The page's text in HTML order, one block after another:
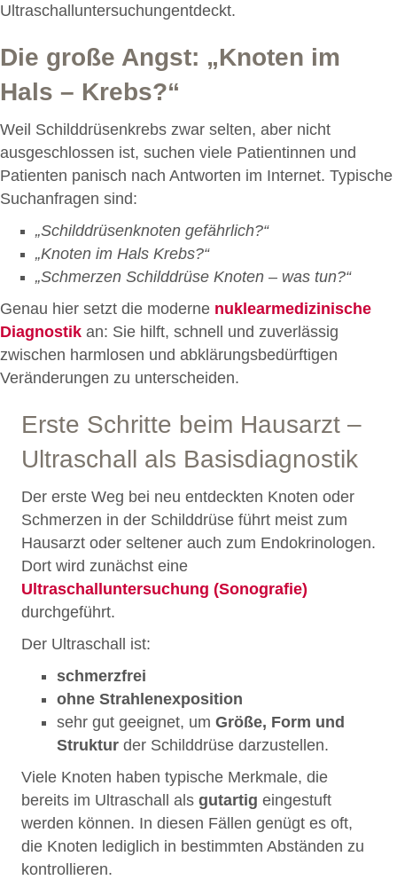
Ultraschalluntersuchungentdeckt.
Die große Angst: „Knoten im
Hals – Krebs?“
Weil Schilddrüsenkrebs zwar selten, aber nicht
ausgeschlossen ist, suchen viele Patientinnen und
Patienten panisch nach Antworten im Internet. Typische
Suchanfragen sind:
„Schilddrüsenknoten gefährlich?“
„Knoten im Hals Krebs?“
„Schmerzen Schilddrüse Knoten – was tun?“
Genau hier setzt die moderne nuklearmedizinische
Diagnostik an: Sie hilft, schnell und zuverlässig
zwischen harmlosen und abklärungsbedürftigen
Veränderungen zu unterscheiden.
Erste Schritte beim Hausarzt –
Ultraschall als Basisdiagnostik
Der erste Weg bei neu entdeckten Knoten oder
Schmerzen in der Schilddrüse führt meist zum
Hausarzt oder seltener auch zum Endokrinologen.
Dort wird zunächst eine
Ultraschalluntersuchung (Sonografie)
durchgeführt.
Der Ultraschall ist:
schmerzfrei
ohne Strahlenexposition
sehr gut geeignet, um Größe, Form und
Struktur der Schilddrüse darzustellen.
Viele Knoten haben typische Merkmale, die
bereits im Ultraschall als gutartig eingestuft
werden können. In diesen Fällen genügt es oft,
die Knoten lediglich in bestimmten Abständen zu
kontrollieren.